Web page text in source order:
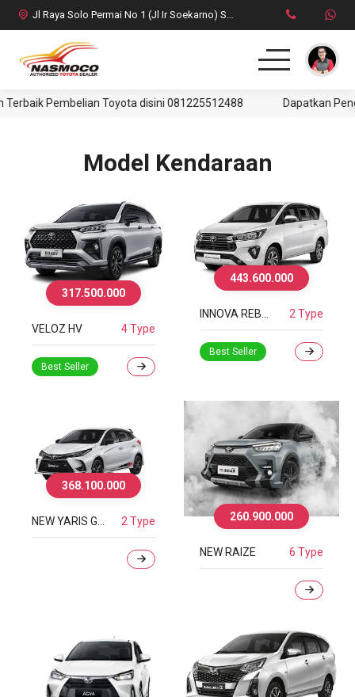
Jl Raya Solo Permai No 1 (Jl Ir Soekarno) Solo Baru Sukoharjo
Pembelian Toyota disini 081225512488 Dapatkan
Model Kendaraan
317.500.000
VELOZ HV 4 Type
Best Seller
443.600.000
2 Type
Best Seller
368.100.000
2 Type 260.900.000
NEW RAIZE 6 Type